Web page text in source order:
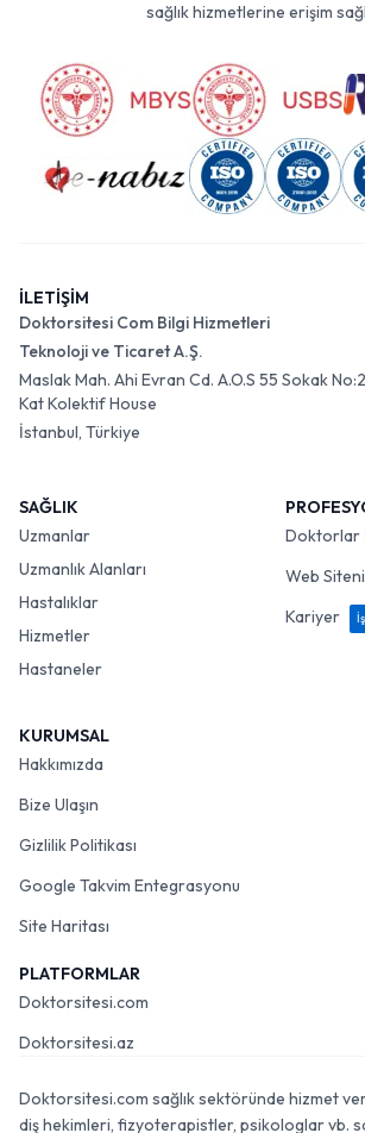
sağlık hizmetlerine erişim
İLETİŞİM
Doktorsitesi Com Bilgi Hizmetleri
Teknoloji ve Ticaret A.Ş.
Maslak Mah. Ahi Evran Cd. A.O.S 55 Sokak
Kat Kolektif House
İstanbul, Türkiye
SAĞLIK
Uzmanlar
Uzmanlık Alanları
Hastalıklar
Hizmetler
Hastaneler
Doktorlar
Web
Kariyer
KURUMSAL
Hakkımızda
Bize Ulaşın
Gizlilik Politikası
Google Takvim Entegrasyonu
Site Haritası
PLATFORMLAR
Doktorsitesi.com
Doktorsitesi.az
Doktorsitesi.com sağlık sektöründe hizmet
diş hekimleri, fizyoterapistler, psikologlar vb.